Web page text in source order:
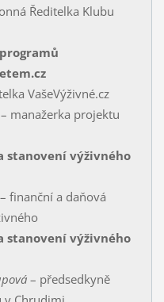
Ředitelka Klubu
VašeVýživné.cz
– manažerka projektu
stanovení výživného
finanční a daňová
stanovení výživného
– předsedkyně